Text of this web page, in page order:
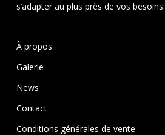
s’adapter au plus près de vos besoins.
À propos
Galerie
News
Contact
Conditions générales de vente